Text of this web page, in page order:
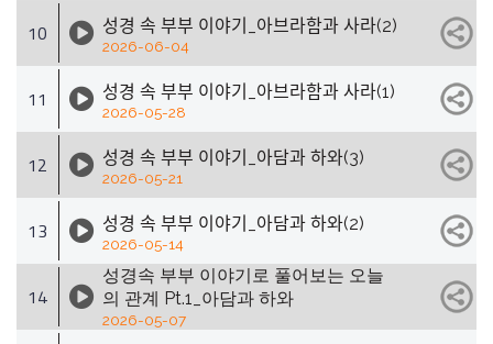
10 성경 속 부부 이야기_아브라함과 사라(2)
2026-06-04
11 성경 속 부부 이야기_아브라함과 사라(1)
2026-05-28
12 성경 속 부부 이야기_아담과 하와(3)
2026-05-21
13 성경 속 부부 이야기_아담과 하와(2)
2026-05-14
14
성경속 부부 이야기로 풀어보는 오늘
의 관계 Pt.1_아담과 하와
2026-05-07